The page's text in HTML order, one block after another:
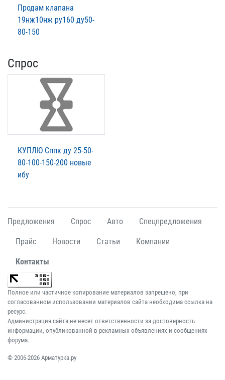
Продам клапана
19нж10нж ру160 ду50-
80-150
Спрос
КУПЛЮ Сппк ду 25-50-
80-100-150-200 новые
ибу
Предложения Спрос Авто Спецпредложения
Прайс Новости Статьи Компании
Контакты
Полное или частичное копирование материалов запрещено, при
согласованном использовании материалов сайта необходима ссылка на
ресурс.
Администрация сайта не несет ответственности за достоверность
информации, опубликованной в рекламных объявлениях и сообщениях
форума.
© 2006-2026 Арматурка.ру